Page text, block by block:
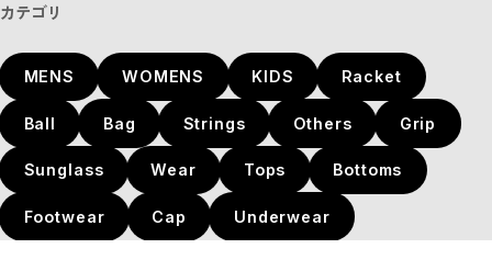
カテゴリ
MENS WOMENS KIDS Racket
Ball Bag Strings Others Grip
Sunglass Wear Tops Bottoms
Footwear Cap Underwear